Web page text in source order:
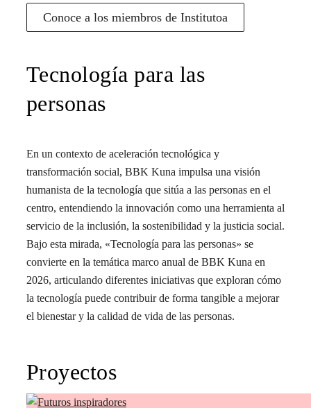
Conoce a los miembros de Institutoa
Tecnología para las
personas
En un contexto de aceleración tecnológica y
transformación social, BBK Kuna impulsa una visión
humanista de la tecnología que sitúa a las personas en el
centro, entendiendo la innovación como una herramienta al
servicio de la inclusión, la sostenibilidad y la justicia social.
Bajo esta mirada, «Tecnología para las personas» se
convierte en la temática marco anual de BBK Kuna en
2026, articulando diferentes iniciativas que exploran cómo
la tecnología puede contribuir de forma tangible a mejorar
el bienestar y la calidad de vida de las personas.
Proyectos